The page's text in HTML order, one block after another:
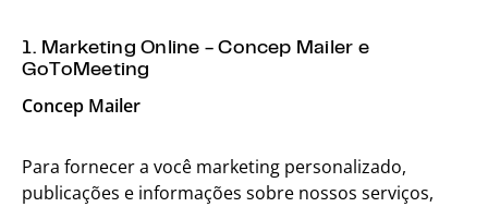
1. Marketing Online - Concep Mailer e
GoToMeeting
Concep Mailer
Para fornecer a você marketing personalizado,
publicações e informações sobre nossos serviços,